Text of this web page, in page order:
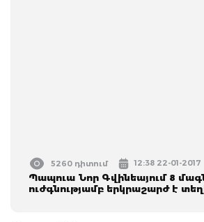
5260 դիտում 12:38 22-01-2017
Պապուա Նոր Գվինեայում 8
ուժգնությամբ երկրաշարժ է